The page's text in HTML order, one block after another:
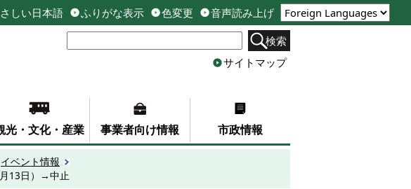
しい日本語 ふりがな表示 色変更
音声読み上げ
検索
サイトマップ
光・文化・産業 事業者向け情報 市政情報
イベント情報
13日）→中止